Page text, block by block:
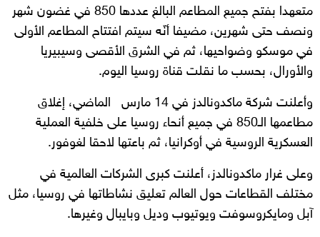
متعهدا بفتح جميع المطاعم البالغ عددها 850 في غضون شهر
ونصف حتى شهرين، مضيفا أنّه سيتم افتتاح المطاعم الأولى
في موسكو وضواحيها، ثم في الشرق الأقصى وسيبيريا
والأورال، بحسب ما نقلت قناة روسيا اليوم.
وأعلنت شركة ماكدونالدز في 14 مارس الماضي، إغلاق
مطاعمها الـ850 في جميع أنحاء روسيا على خلفية العملية
العسكرية الروسية في أوكرانيا، ثم باعتها لاحقا لغوفور.
وعلى غرار ماكدونالدز، أعلنت كبرى الشركات العالمية في
مختلف القطاعات حول العالم تعليق نشاطاتها في روسيا، مثل
آبل ومايكروسوفت ويوتيوب وديل وبايبال وغيرها.